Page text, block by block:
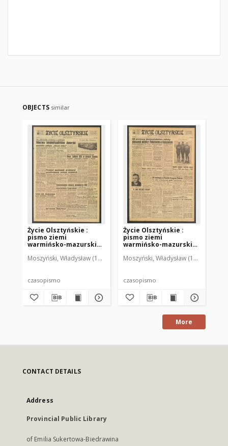
OBJECTS similar
Życie Olsztyńskie :
pismo ziemi
warmińsko-mazurskiej,
Moszyński, Władysław (1922-2001). Red. Mroczkowski, Włodzimierz
czasopismo
Życie Olsztyńskie :
pismo ziemi
warmińsko-mazurskiej,
Moszyński, Władysław (1922-2001).
czasopismo
More
CONTACT DETAILS
Address
Provincial Public Library
of Emilia Sukertowa-Biedrawina